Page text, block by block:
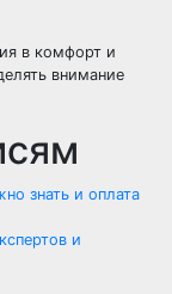
в комфорт и
внимание
знать и оплата
и